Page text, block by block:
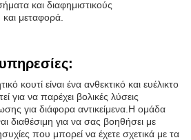
και διαφημιστικούς
μεταφορά.
κουτί είναι ένα ανθεκτικό και ευέλικτο
για να παρέχει βολικές λύσεις
για διάφορα αντικείμενα.Η ομάδα
διαθέσιμη για να σας βοηθήσει με
που μπορεί να έχετε σχετικά με τα